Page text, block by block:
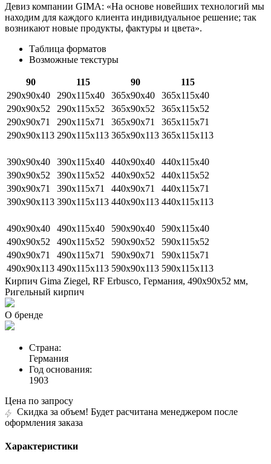
Девиз компании GIMA: «На основе новейших технологий мы
находим для каждого клиента индивидуальное решение; так
возникают новые продукты, фактуры и цвета».
Таблица форматов
Возможные текстуры
90 115 90
115
290х90х40
290х115х40 365х90х40
365х115х40
290х90х52
290х115х52 365х90х52
365х115х52
290х90х71
290х115х71 365х90х71
365х115х71
290х90х113 290х115х113 365х90х113 365х115х113
390х90х40 390х115х40 440х90х40
440х115х40
390х90х52
390х115х52 440х90х52
440х115х52
390х90х71
390х115х71 440х90х71
440х115х71
390х90х113 390х115х113 440х90х113 440х115х113
490х90х40 490х115х40 590х90х40
590х115х40
490х90х52
490х115х52 590х90х52
590х115х52
490х90х71
490х115х71 590х90х71
590х115х71
490х90х113 490х115х113 590х90х113 590х115х113
Кирпич Gima Ziegel, RF Erbusco, Германия, 490х90х52 мм,
Ригельный кирпич
О бренде
Страна:
Германия
Год основания:
1903
Цена по запросу
Скидка за объем! Будет расчитана менеджером после
оформления заказа
Характеристики